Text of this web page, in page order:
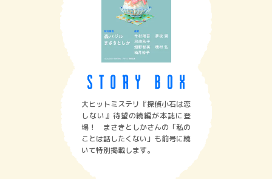
大ヒットミステリ『探偵小石は恋
しない』待望の続編が本誌に登
場！ まさきとしかさんの「私の
ことは話したくない」も前号に続
いて特別掲載します。